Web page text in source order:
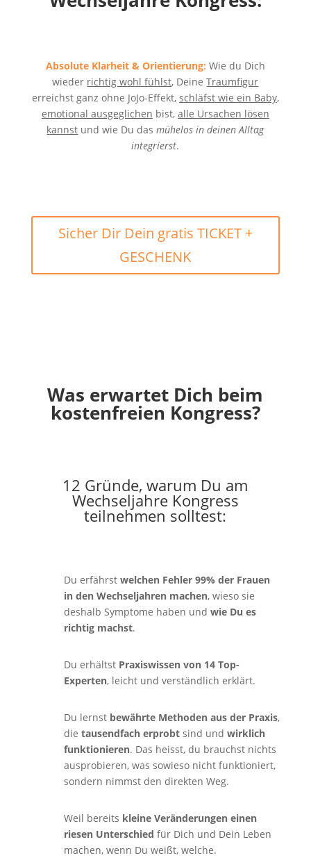
Absolute Klarheit & Orientierung: Wie du Dich
wieder richtig wohl fühlst, DeineTraumfigur
erreichst ganz ohne JoJo-Effekt, schläfst wie ein Baby,
emotional ausgeglichen bist, alle Ursachen lösen
kannst und wie Du das mühelos in deinen Alltag
integrierst.
Sicher Dir Dein gratis TICKET +
GESCHENK
Was erwartet Dich beim
kostenfreien Kongress?
12 Gründe, warum Du am
Wechseljahre Kongress
teilnehmen solltest:
Du erfährst welchen Fehler 99% der Frauen
in den Wechseljahren machen, wieso sie
deshalb Symptome haben und wie Du es
richtig machst.
Du erhältst Praxiswissen von 14 Top-
Experten, leicht und verständlich erklärt.
Du lernst bewährte Methoden aus der Praxis,
die tausendfach erprobtsind und wirklich
funktionieren. Das heisst, du brauchst nichts
ausprobieren, was sowieso nicht funktioniert,
sondern nimmst den direkten Weg.
Weil bereits kleine Veränderungen einen
riesen Unterschied für Dich und Dein Leben
machen, wenn Du weißt, welche.